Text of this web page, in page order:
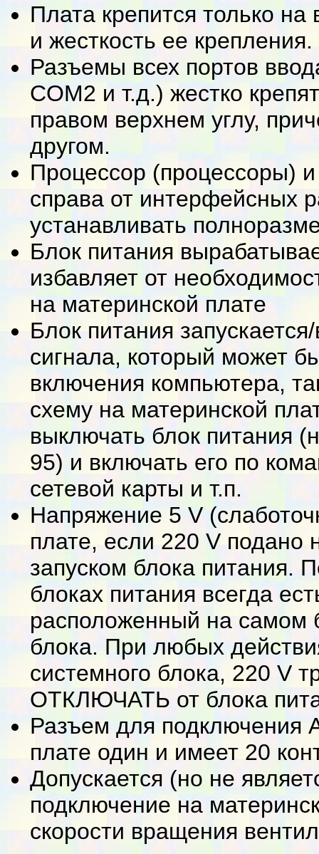
Плата крепится только
и жесткость ее крепления.
Разъемы всех портов
COM2 и т.д.) жестко
правом верхнем углу,
другом.
Процессор (процессоры) и
справа от интерфейсных
устанавливать
Блок питания
избавляет от
на материнской плате
Блок питания
сигнала, который может
включения компьютера,
схему на материнской
выключать блок питания
95) и включать его по
сетевой карты и т.п.
Напряжение 5 V
плате, если 220 V подано
запуском блока питания.
блоках питания всегда
расположенный на самом
блока. При любых
системного блока, 220 V
ОТКЛЮЧАТЬ от блока
Разъем для подключения
плате один и имеет 20
Допускается (но не
подключение на
скорости вращения